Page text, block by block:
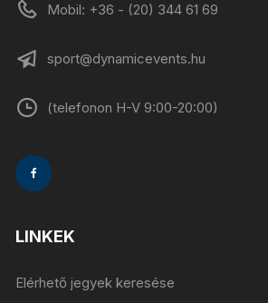
Mobil: +36 - (20) 344 61 69
sport@dynamicevents.hu
(telefonon H-V 9:00-20:00)
LINKEK
Elérhető jegyek keresése